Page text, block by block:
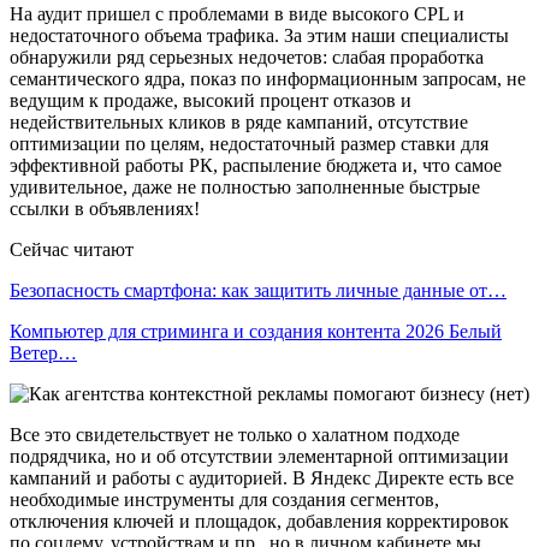
На аудит пришел с проблемами в виде высокого CPL и
недостаточного объема трафика. За этим наши специалисты
обнаружили ряд серьезных недочетов: слабая проработка
семантического ядра, показ по информационным запросам, не
ведущим к продаже, высокий процент отказов и
недействительных кликов в ряде кампаний, отсутствие
оптимизации по целям, недостаточный размер ставки для
эффективной работы РК, распыление бюджета и, что самое
удивительное, даже не полностью заполненные быстрые
ссылки в объявлениях!
Сейчас читают
Безопасность смартфона: как защитить личные данные от…
Компьютер для стриминга и создания контента 2026 Белый
Ветер…
Все это свидетельствует не только о халатном подходе
подрядчика, но и об отсутствии элементарной оптимизации
кампаний и работы с аудиторией. В Яндекс Директе есть все
необходимые инструменты для создания сегментов,
отключения ключей и площадок, добавления корректировок